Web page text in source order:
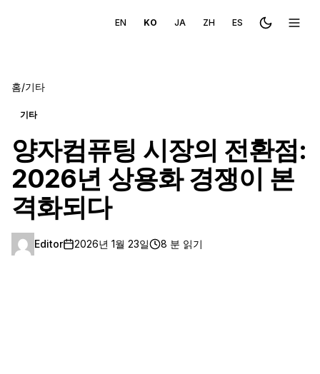
EN KO JA ZH ES Toggle메뉴
홈/기타
기타
양자컴퓨팅 시장의 전환점:
2026년 상용화 경쟁이 본
격화되다
Editor 2026년 1월 23일 8 분 읽기